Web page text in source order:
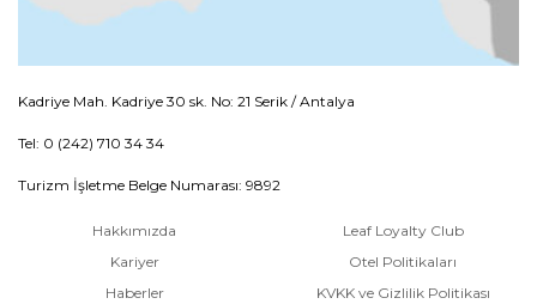
Kadriye Mah. Kadriye 30 sk. No: 21 Serik / Antalya
Tel: 0 (242) 710 34 34
Turizm İşletme Belge Numarası: 9892
Hakkımızda
Kariyer
Haberler
Leaf Loyalty Club
Otel Politikaları
KVKK ve Gizlilik Politikası